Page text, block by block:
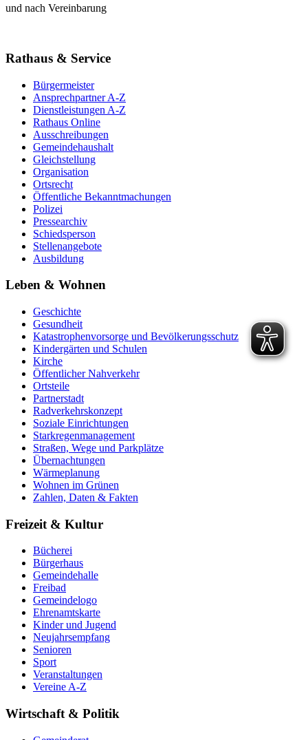
und nach Vereinbarung
Rathaus & Service
Bürgermeister
Ansprechpartner A-Z
Dienstleistungen A-Z
Rathaus Online
Ausschreibungen
Gemeindehaushalt
Gleichstellung
Organisation
Ortsrecht
Öffentliche Bekanntmachungen
Polizei
Pressearchiv
Schiedsperson
Stellenangebote
Ausbildung
Leben & Wohnen
Geschichte
Gesundheit
Katastrophenvorsorge und Bevölkerungsschutz
Kindergärten und Schulen
Kirche
Öffentlicher Nahverkehr
Ortsteile
Partnerstadt
Radverkehrskonzept
Soziale Einrichtungen
Starkregenmanagement
Straßen, Wege und Parkplätze
Übernachtungen
Wärmeplanung
Wohnen im Grünen
Zahlen, Daten & Fakten
Freizeit & Kultur
Bücherei
Bürgerhaus
Gemeindehalle
Freibad
Gemeindelogo
Ehrenamtskarte
Kinder und Jugend
Neujahrsempfang
Senioren
Sport
Veranstaltungen
Vereine A-Z
Wirtschaft & Politik